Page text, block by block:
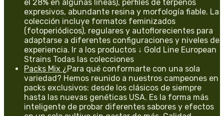
el 28% en algunas líneas), perfiles de terpenos
expresivos, abundante resina y morfología fiable. La
colección incluye formatos feminizados
(fotoperiódicos), regulares y autoflorecientes para
adaptarse a diferentes configuraciones y niveles de
experiencia. Ir a los productos ↓ Gold Line European
Strains Todas las colecciones
Packs Mix ¿Para qué conformarte con una sola
variedad? Hemos reunido a nuestros campeones en
packs exclusivos: desde los clásicos de siempre
hasta las nuevas genéticas USA. Es la forma más
inteligente de probar diferentes sabores y efectos